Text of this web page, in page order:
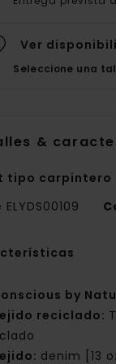
Ver
Seleccione una
&
tipo carpintero
ELYDS00109
by
reciclado:
denim [13